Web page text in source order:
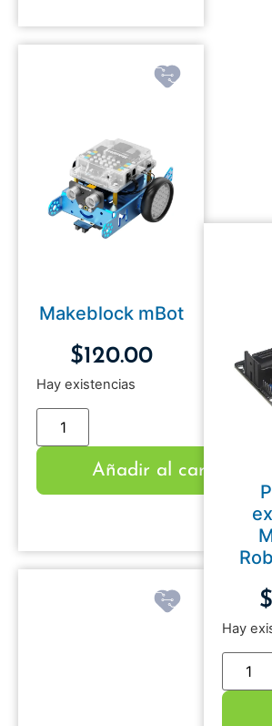
Makeblock mBot
$120.00
Hay existencias
Añadir al carrito
$
Hay